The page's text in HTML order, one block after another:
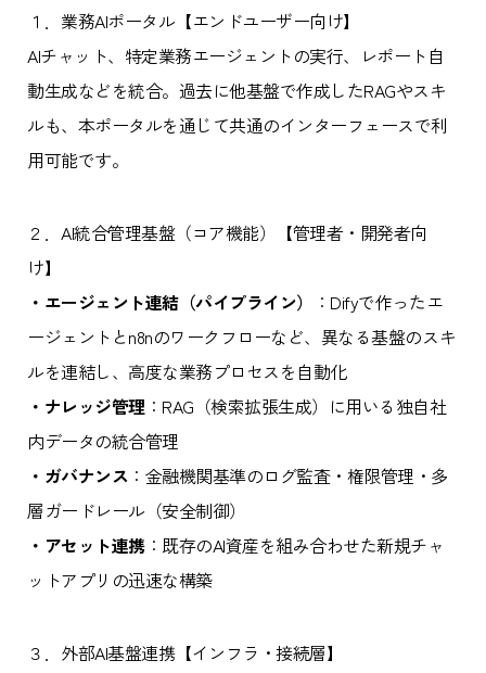
１．業務AIポータル【エンドユーザー向け】
AIチャット、特定業務エージェントの実行、レポート自
動生成などを統合。過去に他基盤で作成したRAGやスキ
ルも、本ポータルを通じて共通のインターフェースで利
用可能です。
２．AI統合管理基盤（コア機能）【管理者・開発者向
け】
・エージェント連結（パイプライン）
：Difyで作ったエ
ージェントとn8nのワークフローなど、異なる基盤のスキ
ルを連結し、高度な業務プロセスを自動化
・ナレッジ管理：RAG（検索拡張生成）に用いる独自社
内データの統合管理
・ガバナンス ：金融機関基準のログ監査・権限管理・多
層ガードレール（安全制御）
・アセット連携：既存のAI資産を組み合わせた新規チャ
ットアプリの迅速な構築
３．外部AI基盤連携【インフラ・接続層】